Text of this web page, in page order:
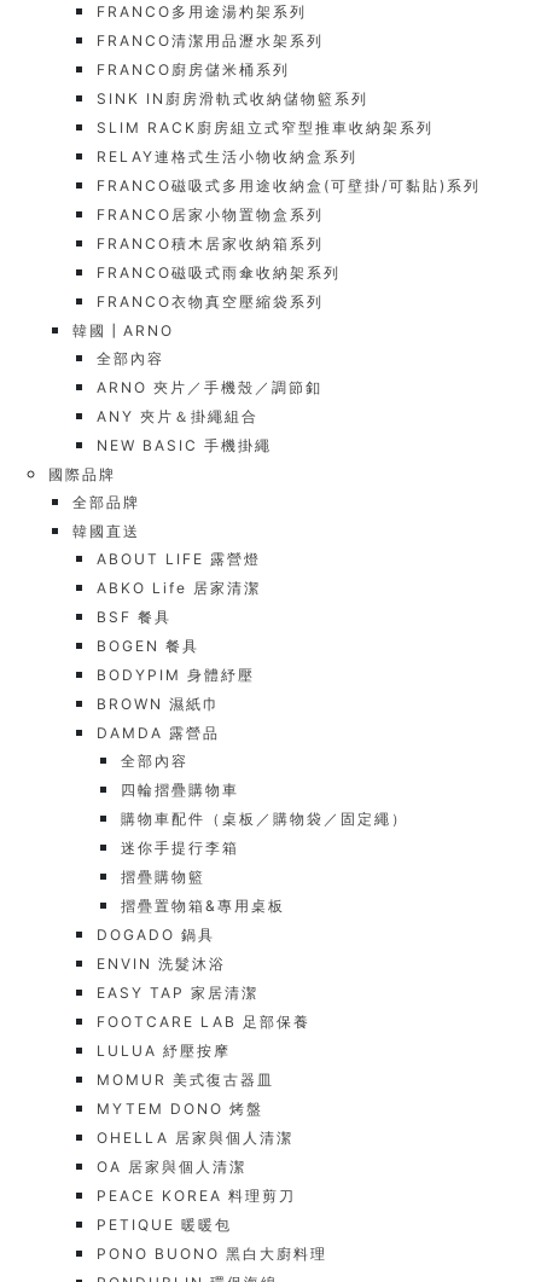
FRANCO多用途湯杓架系列
FRANCO清潔用品瀝水架系列
FRANCO廚房儲米桶系列
SINK IN廚房滑軌式收納儲物籃系列
SLIM RACK廚房組立式窄型推車收納架系列
RELAY連格式生活小物收納盒系列
FRANCO磁吸式多用途收納盒(可壁掛/可黏貼)系列
FRANCO居家小物置物盒系列
FRANCO積木居家收納箱系列
FRANCO磁吸式雨傘收納架系列
FRANCO衣物真空壓縮袋系列
韓國┃ARNO
全部內容
ARNO 夾片／手機殼／調節釦
ANY 夾片＆掛繩組合
NEW BASIC 手機掛繩
國際品牌
全部品牌
韓國直送
ABOUT LIFE 露營燈
ABKO Life 居家清潔
BSF 餐具
BOGEN 餐具
BODYPIM 身體紓壓
BROWN 濕紙巾
DAMDA 露營品
全部內容
四輪摺疊購物車
購物車配件（桌板／購物袋／固定繩）
迷你手提行李箱
摺疊購物籃
摺疊置物箱&專用桌板
DOGADO 鍋具
ENVIN 洗髮沐浴
EASY TAP 家居清潔
FOOTCARE LAB 足部保養
LULUA 紓壓按摩
MOMUR 美式復古器皿
MYTEM DONO 烤盤
OHELLA 居家與個人清潔
OA 居家與個人清潔
PEACE KOREA 料理剪刀
PETIQUE 暖暖包
PONO BUONO 黑白大廚料理